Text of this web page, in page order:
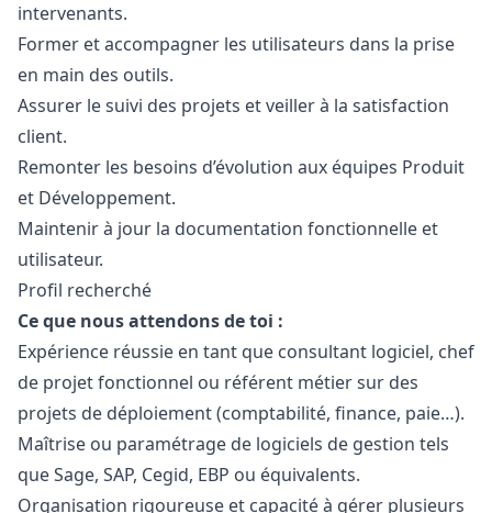
intervenants.
Former et accompagner les utilisateurs dans la prise
en main des outils.
Assurer le suivi des projets et veiller à la satisfaction
client.
Remonter les besoins d’évolution aux équipes Produit
et Développement.
Maintenir à jour la documentation fonctionnelle et
utilisateur.
Profil recherché
Ce que nous attendons de toi :
Expérience réussie en tant que consultant logiciel, chef
de projet fonctionnel ou référent métier sur des
projets de déploiement (comptabilité, finance, paie…).
Maîtrise ou paramétrage de logiciels de gestion tels
que Sage, SAP, Cegid, EBP ou équivalents.
Organisation rigoureuse et capacité à gérer plusieurs